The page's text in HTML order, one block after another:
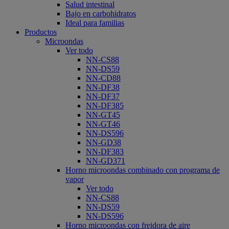
Salud intestinal
Bajo en carbohidratos
Ideal para familias
Productos
Microondas
Ver todo
NN-CS88
NN-DS59
NN-CD88
NN-DF38
NN-DF37
NN-DF385
NN-GT45
NN-GT46
NN-DS596
NN-GD38
NN-DF383
NN-GD371
Horno microondas combinado con programa de
vapor
Ver todo
NN-CS88
NN-DS59
NN-DS596
Horno microondas con freidora de aire